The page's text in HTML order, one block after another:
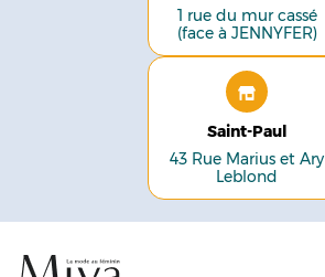
1 rue du mur cassé
(face à JENNYFER)
Saint-Paul
43 Rue Marius et Ary
Leblond